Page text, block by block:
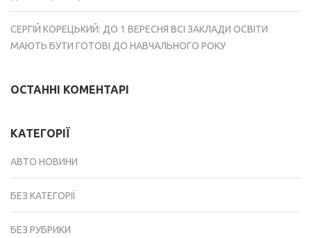
СЕРГІЙ КОРЕЦЬКИЙ: ДО 1 ВЕРЕСНЯ ВСІ ЗАКЛАДИ ОСВІТИ
МАЮТЬ БУТИ ГОТОВІ ДО НАВЧАЛЬНОГО РОКУ
ОСТАННІ КОМЕНТАРІ
КАТЕГОРІЇ
АВТО НОВИНИ
БЕЗ КАТЕГОРІЇ
БЕЗ РУБРИКИ